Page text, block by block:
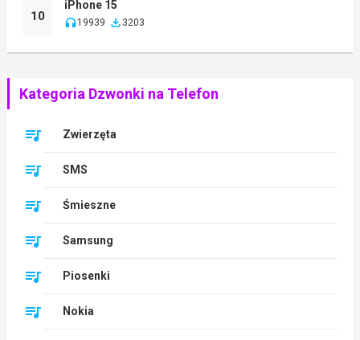
10
iPhone 15
19939 3203
Kategoria Dzwonki na Telefon
Zwierzęta
SMS
Śmieszne
Samsung
Piosenki
Nokia